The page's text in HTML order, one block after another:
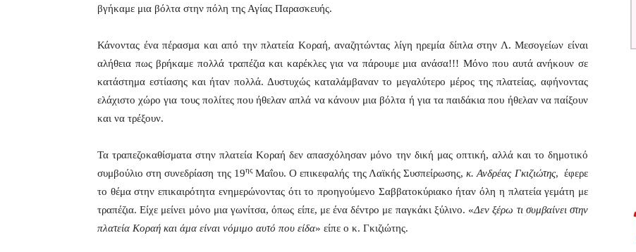
βγήκαμε μια βόλτα στην πόλη της Αγίας Παρασκευής.
Κάνοντας ένα πέρασμα και από την πλατεία Κοραή, αναζητώντας λίγη ηρεμία δίπλα στην Λ. Μεσογείων είναι
αλήθεια πως βρήκαμε πολλά τραπέζια και καρέκλες για να πάρουμε μια ανάσα!!! Μόνο που αυτά ανήκουν σε
κατάστημα εστίασης και ήταν πολλά. Δυστυχώς καταλάμβαναν το μεγαλύτερο μέρος της πλατείας, αφήνοντας
ελάχιστο χώρο για τους πολίτες που ήθελαν απλά να κάνουν μια βόλτα ή για τα παιδάκια που ήθελαν να παίξουν
και να τρέξουν.
Τα τραπεζοκαθίσματα στην πλατεία Κοραή δεν απασχόλησαν μόνο την δική μας οπτική, αλλά και το δημοτικό
συμβούλιο στη συνεδρίαση της 19ηςΜαΐου. Ο επικεφαλής της Λαϊκής Συσπείρωσης,κ. Ανδρέας Γκιζιώτης, έφερε
το θέμα στην επικαιρότητα ενημερώνοντας ότι το προηγούμενο Σαββατοκύριακο ήταν όλη η πλατεία γεμάτη με
τραπέζια. Είχε μείνει μόνο μια γωνίτσα, όπως είπε, με ένα δέντρο με παγκάκι ξύλινο. «Δεν ξέρω τι συμβαίνει στην
πλατεία Κοραή και άμα είναι νόμιμο αυτό που είδα» είπε ο κ. Γκιζιώτης.